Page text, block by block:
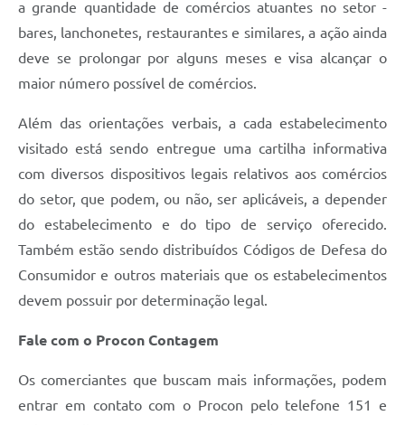
a grande quantidade de comércios atuantes no setor -
bares, lanchonetes, restaurantes e similares, a ação ainda
deve se prolongar por alguns meses e visa alcançar o
maior número possível de comércios.
Além das orientações verbais, a cada estabelecimento
visitado está sendo entregue uma cartilha informativa
com diversos dispositivos legais relativos aos comércios
do setor, que podem, ou não, ser aplicáveis, a depender
do estabelecimento e do tipo de serviço oferecido.
Também estão sendo distribuídos Códigos de Defesa do
Consumidor e outros materiais que os estabelecimentos
devem possuir por determinação legal.
Fale com o Procon Contagem
Os comerciantes que buscam mais informações, podem
entrar em contato com o Procon pelo telefone 151 e